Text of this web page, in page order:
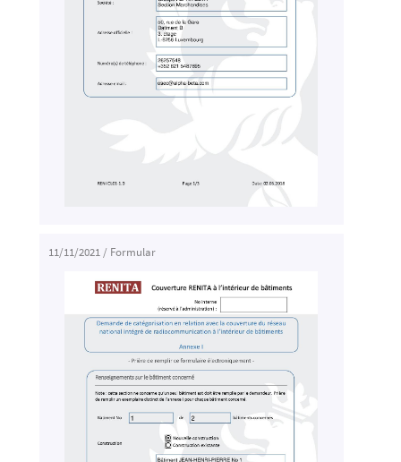
11/11/2021/ Formular